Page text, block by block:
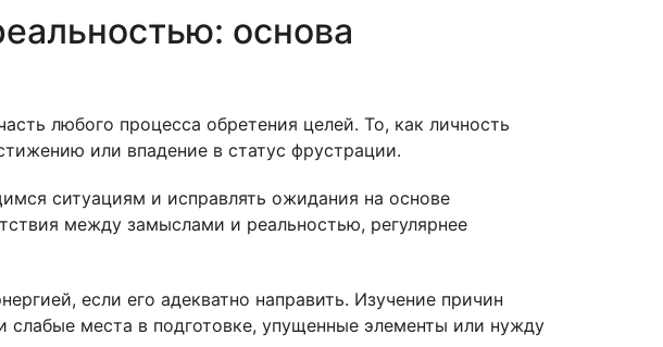
основа
любого процесса обретения целей. То, как личность
или впадение в статус фрустрации.
ситуациям и исправлять ожидания на основе
между замыслами и реальностью, регулярнее
если его адекватно направить. Изучение причин
места в подготовке, упущенные элементы или нужду